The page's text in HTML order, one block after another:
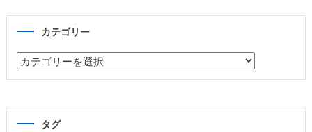
カテゴリー
カ
テ
タグ